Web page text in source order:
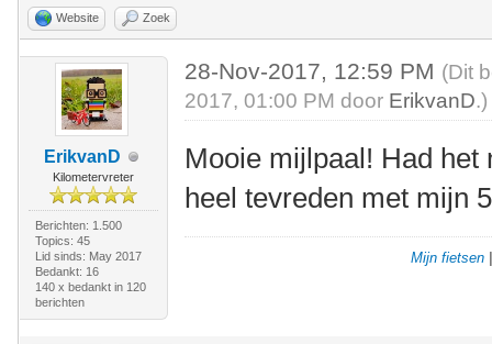
Website Zoek
ErikvanD
Kilometervreter
Berichten: 1.500
Topics: 45
Lid sinds: May 2017
Bedankt: 16
140 x bedankt in 120
berichten
28-Nov-2017, 12:59 PM (Dit
2017, 01:00 PM door ErikvanD.)
Mooie mijlpaal! Had het
heel tevreden met mijn
Mijn fietsen